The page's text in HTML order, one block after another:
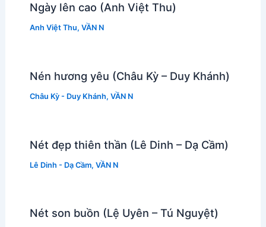
Ngày lên cao (Anh Việt Thu)
Anh Việt Thu, VẦN N
Nén hương yêu (Châu Kỳ – Duy Khánh)
Châu Kỳ - Duy Khánh, VẦN N
Nét đẹp thiên thần (Lê Dinh – Dạ Cầm)
Lê Dinh - Dạ Cầm, VẦN N
Nét son buồn (Lệ Uyên – Tú Nguyệt)